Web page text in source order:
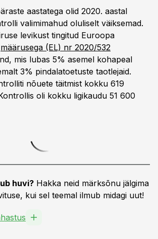
aastatega olid 2020. aastal
valimimahud oluliselt väiksemad.
levikust tingitud Euroopa
määrusega (EL) nr 2020/532
mis lubas 5% asemel kohapeal
3% pindalatoetuste taotlejaid.
nõuete täitmist kokku 619
oli kokku ligikaudu 51 600
huvi? Hakka neid märksõnu jälgima
kui sel teemal ilmub midagi uut!